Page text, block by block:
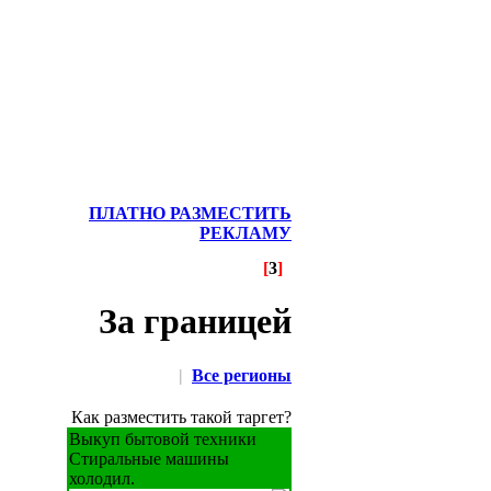
ПЛАТНО РАЗМЕСТИТЬ
РЕКЛАМУ
[3]
За границей
| Все регионы
Как разместить такой таргет?
Выкуп бытовой техники
Стиральные машины
холодил.